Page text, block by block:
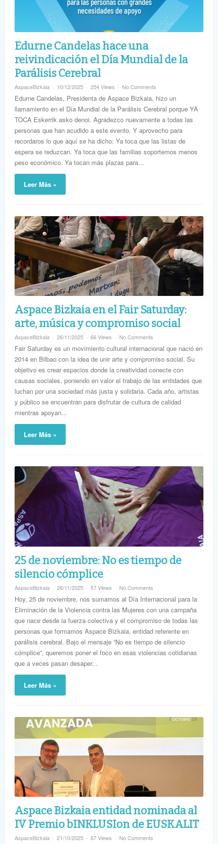
Edurne Candelas hace una
reivindicación el Día Mundial de la
Parálisis Cerebral
AspaceBizkaia 10/12/2025 254 Views No Comments
Edurne Candelas, Presidenta de Aspace Bizkaia, hizo un
llamamiento en el Día Mundial de la Parálisis Cerebral porque YA
TOCA Eskerrik asko denoi. Agradezco nuevamente a todas las
personas que han acudido a este evento. Y aprovecho para
recordaros lo que aquí se ha dicho: Ya toca que las listas de
espera se reduzcan. Ya toca que las familias soportemos menos
peso económico. Ya tocan más plazas para...
Leer Más »
Aspace Bizkaia en el Fair Saturday:
arte, música y compromiso social
AspaceBizkaia 26/11/2025 66 Views No Comments
Fair Saturday es un movimiento cultural internacional que nació en
2014 en Bilbao con la idea de unir arte y compromiso social. Su
objetivo es crear espacios donde la creatividad conecte con
causas sociales, poniendo en valor el trabajo de las entidades que
luchan por una sociedad más justa y solidaria. Cada año, artistas
y público se encuentran para disfrutar de cultura de calidad
mientras apoyan...
Leer Más »
25 de noviembre: No es tiempo de
silencio cómplice
AspaceBizkaia 26/11/2025 57 Views No Comments
Hoy, 25 de noviembre, nos sumamos al Día Internacional para la
Eliminación de la Violencia contra las Mujeres con una campaña
que nace desde la fuerza colectiva y el compromiso de todas las
personas que formamos Aspace Bizkaia, entidad referente en
parálisis cerebral. Bajo el mensaje “No es tiempo de silencio
cómplice”, queremos poner el foco en esas violencias cotidianas
que a veces pasan desaper...
Leer Más »
Aspace Bizkaia entidad nominada al
IV Premio bINKLUSIon de EUSKALIT
AspaceBizkaia 21/10/2025 67 Views No Comments